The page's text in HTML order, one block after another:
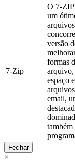
7-Zip
O 7-ZIP
um
versão
formas
arquivo,
espaço
email,
Fechar
×